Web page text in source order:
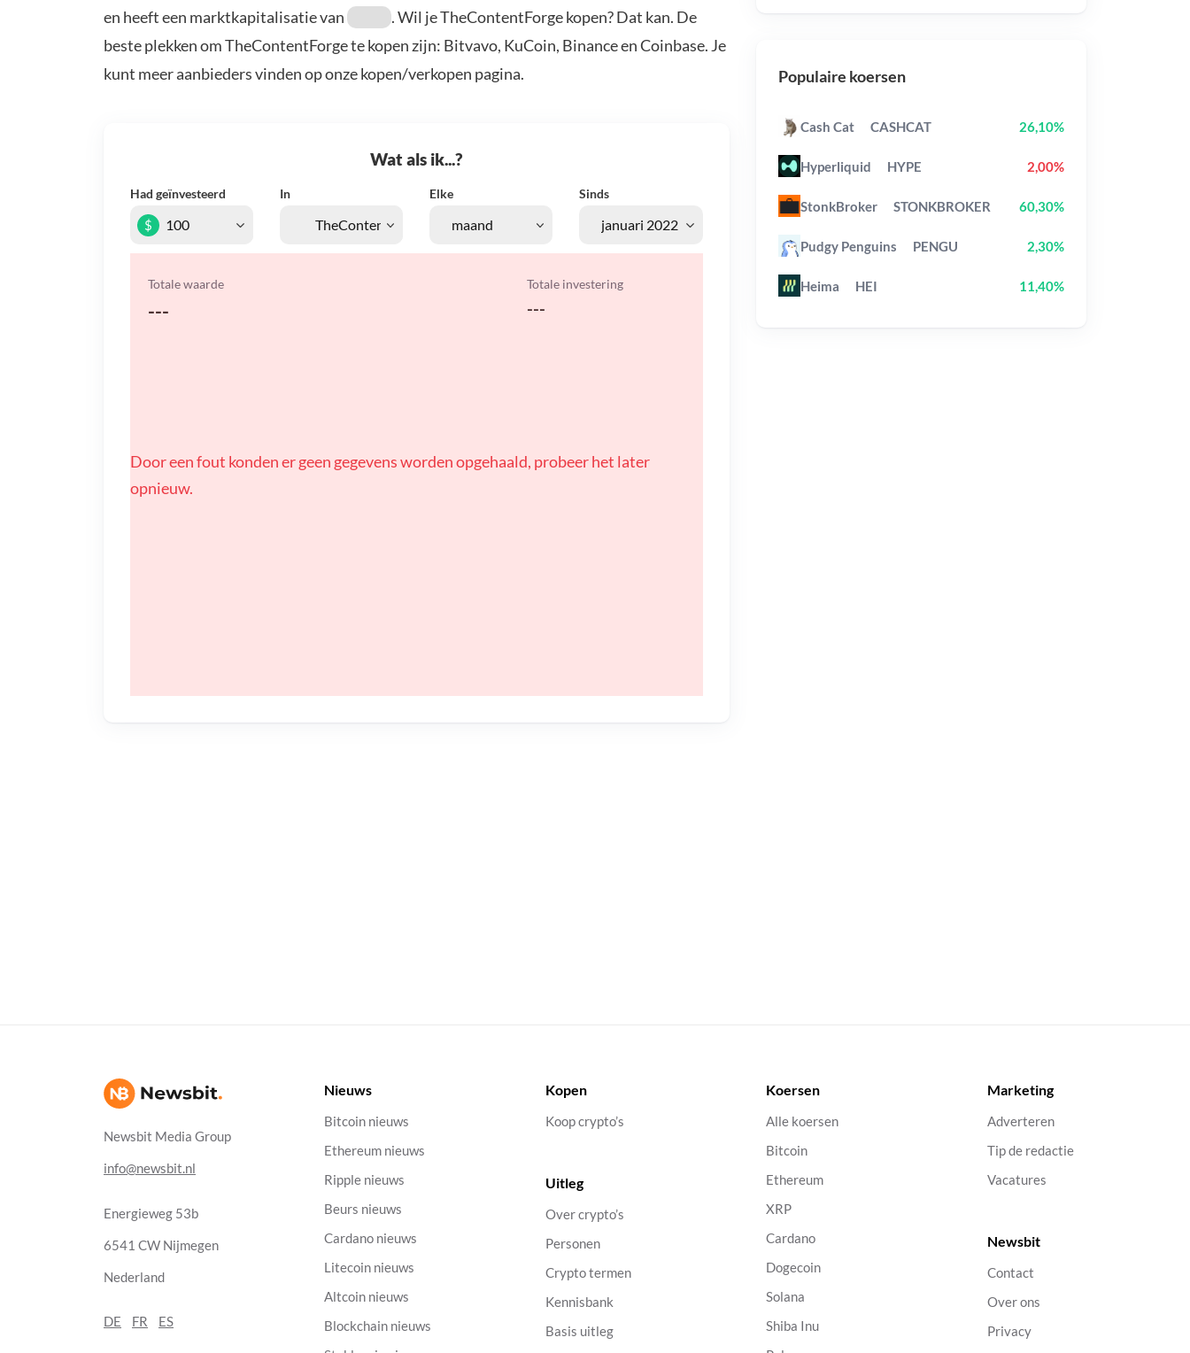
en heeft een marktkapitalisatie van
. Wil je TheContentForge kopen? Dat kan. De
beste plekken om TheContentForge te kopen zijn: Bitvavo, KuCoin, Binance en Coinbase. Je
kunt meer aanbieders vinden op onze kopen/verkopen pagina.
Wat als ik...?
Had geïnvesteerd In Elke Sinds
$
Totale waarde
---
Totale investering
---
Door een fout konden er geen gegevens worden opgehaald, probeer het later
opnieuw.
Populaire koersen
Cash Cat CASHCAT 26,10%
Hyperliquid HYPE 2,00%
StonkBroker STONKBROKER 60,30%
Pudgy Penguins PENGU 2,30%
Heima HEI 11,40%
Newsbit Media Group
info@newsbit.nl
Energieweg 53b
6541 CW Nijmegen
Nederland
DE FR ES
Nieuws
Bitcoin nieuws
Ethereum nieuws
Ripple nieuws
Beurs nieuws
Cardano nieuws
Litecoin nieuws
Altcoin nieuws
Blockchain nieuws
Kopen
Koop crypto’s
Uitleg
Over crypto’s
Personen
Crypto termen
Kennisbank
Basis uitleg
Koersen
Alle koersen
Bitcoin
Ethereum
XRP
Cardano
Dogecoin
Solana
Shiba Inu
Marketing
Adverteren
Tip de redactie
Vacatures
Newsbit
Contact
Over ons
Privacy